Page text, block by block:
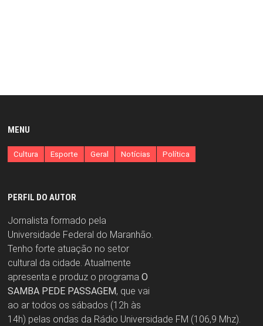
MENU
Cultura Esporte Geral Notícias Política
PERFIL DO AUTOR
Jornalista formado pela
Universidade Federal do Maranhão.
Tenho forte atuação no setor
cultural da cidade. Atualmente
apresenta e produz o programa O
SAMBA PEDE PASSAGEM, que vai
ao ar todos os sábados (12h às
14h) pelas ondas da Rádio Universidade FM (106,9 Mhz).